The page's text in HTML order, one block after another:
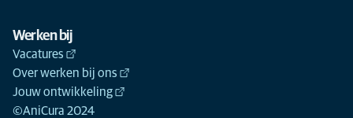
Werken bij
Vacatures
Over werken bij ons
Jouw ontwikkeling
©AniCura 2024